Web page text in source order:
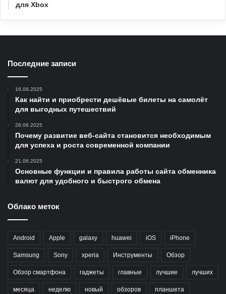
для Xbox
Последние записи
16.09.2025
Как найти и приобрести дешёвые билеты на самолёт
для выгодных путешествий
28.06.2025
Почему развитие веб-сайта становится необходимым
для успеха и роста современной компании
21.06.2025
Основные функции и правила работы сайта обменника
валют для удобного и быстрого обмена
Облако меток
Android Apple galaxy huawei iOS iPhone
Samsung Sony xperia Инструменты Обзор
Обзор смартфона гаджеты главные лучшие лучших
месяца неделю новый обзоров планшета